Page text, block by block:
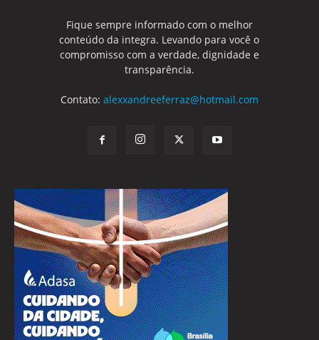
Fique sempre informado com o melhor
conteúdo da integra. Levando para você o
compromisso com a verdade, dignidade e
transparência.
Contato: alexxandreeferraz@hotmail.com